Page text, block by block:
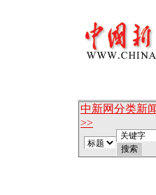
中新网分类新
>>